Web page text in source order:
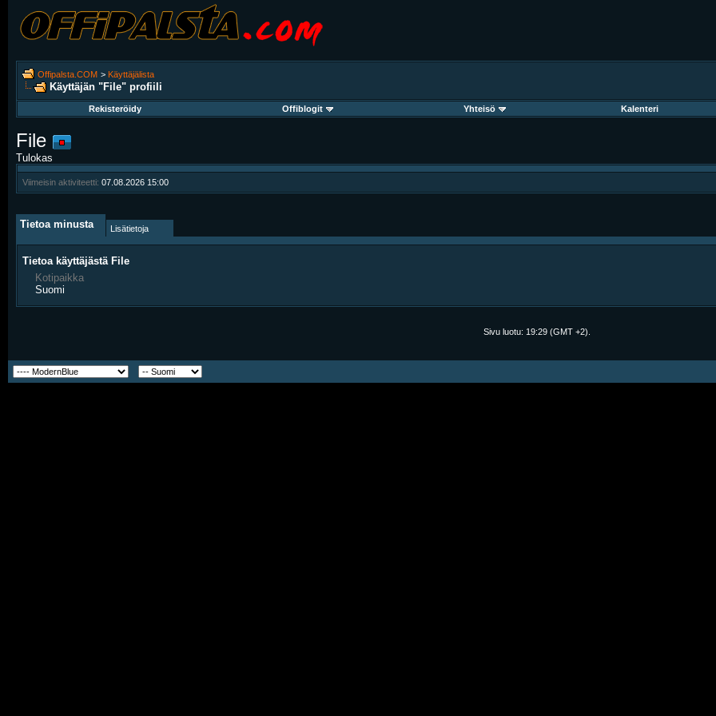
Offipalsta.COM > Käyttäjälista
Käyttäjän "File" profiili
Rekisteröidy
Offiblogit Yhteisö Kalenteri
File
Tulokas
Viimeisin aktiviteetti: 07.08.2026 15:00
Tietoa minusta Lisätietoja
Tietoa käyttäjästä File
Kotipaikka
Suomi
Sivu luotu: 19:29 (GMT +2).